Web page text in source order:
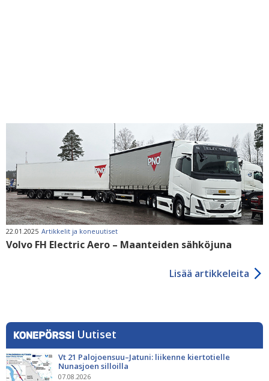
22.01.2025 Artikkelit ja koneuutiset
Volvo FH Electric Aero – Maanteiden sähköjuna
Lisää artikkeleita
Uutiset
Vt 21 Palojoensuu–Jatuni: liikenne kiertotielle
Nunasjoen silloilla
07.08.2026